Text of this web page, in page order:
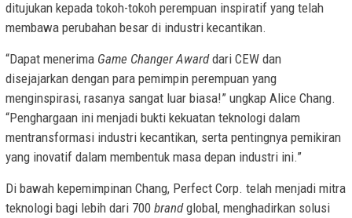
ditujukan kepada tokoh-tokoh perempuan inspiratif yang telah
membawa perubahan besar di industri kecantikan.
“Dapat menerima Game Changer Awarddari CEW dan
disejajarkan dengan para pemimpin perempuan yang
menginspirasi, rasanya sangat luar biasa!” ungkap Alice Chang.
“Penghargaan ini menjadi bukti kekuatan teknologi dalam
mentransformasi industri kecantikan, serta pentingnya pemikiran
yang inovatif dalam membentuk masa depan industri ini.”
Di bawah kepemimpinan Chang, Perfect Corp. telah menjadi mitra
teknologi bagi lebih dari 700 brandglobal, menghadirkan solusi